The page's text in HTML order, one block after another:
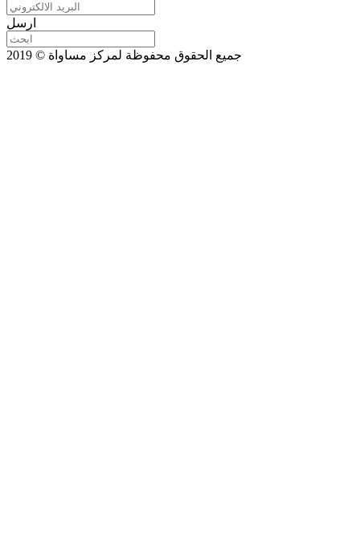
ارسل
جميع الحقوق محفوظة لمركز مساواة © 2019